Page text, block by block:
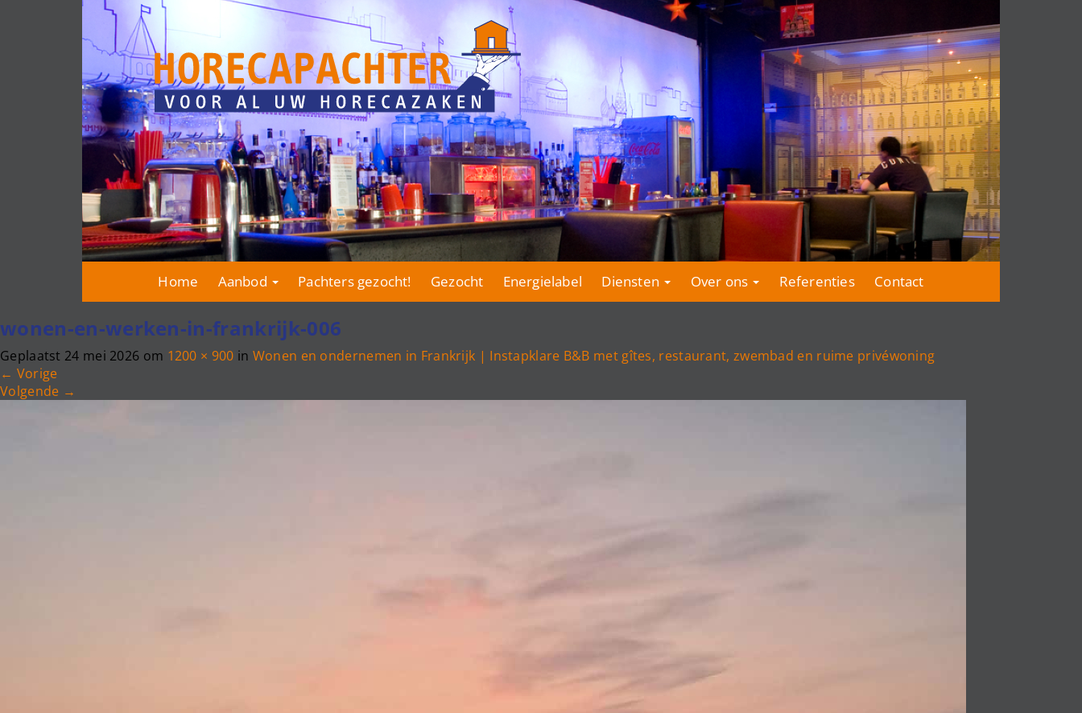
Home Aanbod Pachters gezocht! Gezocht Energielabel Diensten Over ons Referenties Contact
wonen-en-werken-in-frankrijk-006
Geplaatst 24 mei 2026 om 1200 × 900 in Wonen en ondernemen in Frankrijk | Instapklare B&B met gîtes, restaurant, zwembad en ruime privéwoning
← Vorige
Volgende →